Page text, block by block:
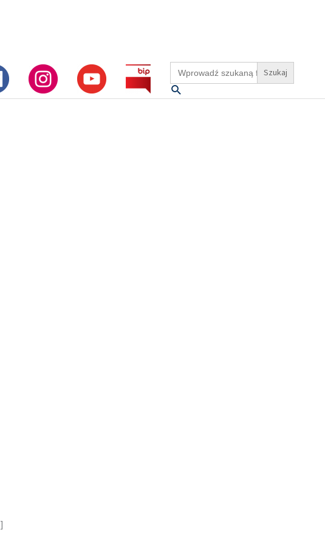
Search
for:
Szukaj
]